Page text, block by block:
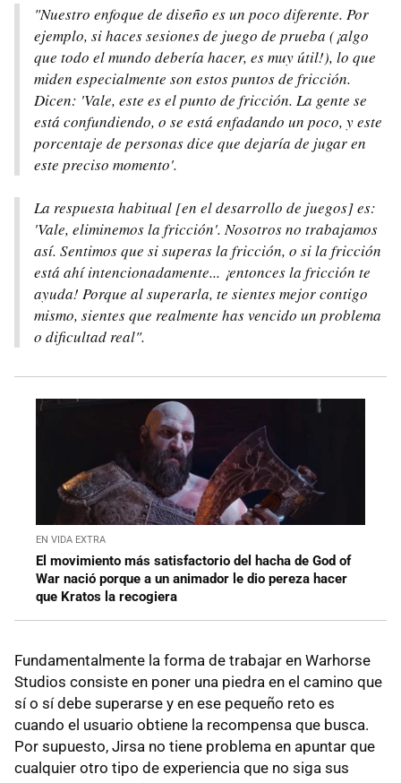
"Nuestro enfoque de diseño es un poco diferente. Por
ejemplo, si haces sesiones de juego de prueba (¡algo
que todo el mundo debería hacer, es muy útil!), lo que
miden especialmente son estos puntos de fricción.
Dicen: 'Vale, este es el punto de fricción. La gente se
está confundiendo, o se está enfadando un poco, y este
porcentaje de personas dice que dejaría de jugar en
este preciso momento'.
La respuesta habitual [en el desarrollo de juegos] es:
'Vale, eliminemos la fricción'. Nosotros no trabajamos
así. Sentimos que si superas la fricción, o si la fricción
está ahí intencionadamente... ¡entonces la fricción te
ayuda! Porque al superarla, te sientes mejor contigo
mismo, sientes que realmente has vencido un problema
o dificultad real".
EN VIDA EXTRA
El movimiento más satisfactorio del hacha de God of
War nació porque a un animador le dio pereza hacer
que Kratos la recogiera
Fundamentalmente la forma de trabajar en Warhorse
Studios consiste en poner una piedra en el camino que
sí o sí debe superarse y en ese pequeño reto es
cuando el usuario obtiene la recompensa que busca.
Por supuesto, Jirsa no tiene problema en apuntar que
cualquier otro tipo de experiencia que no siga sus